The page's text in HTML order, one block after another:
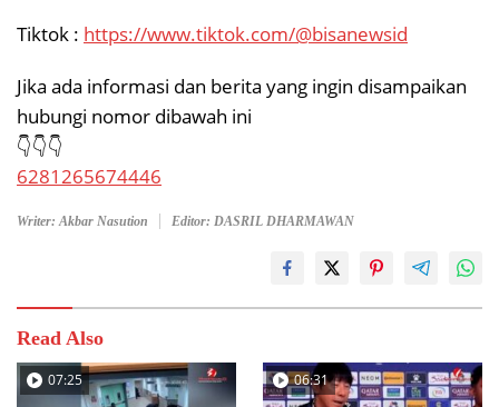
Tiktok : https://www.tiktok.com/@bisanewsid
Jika ada informasi dan berita yang ingin disampaikan
hubungi nomor dibawah ini
👇👇👇
6281265674446
Writer: Akbar Nasution Editor: DASRIL DHARMAWAN
Read Also
07:25 06:31